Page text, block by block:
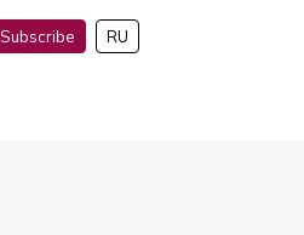
Subscribe RU